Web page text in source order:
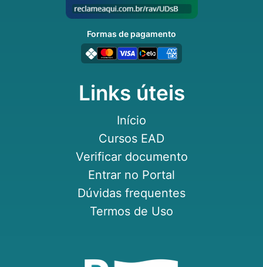
Links úteis
Início
Cursos EAD
Verificar documento
Entrar no Portal
Dúvidas frequentes
Termos de Uso
Formas de pagamento